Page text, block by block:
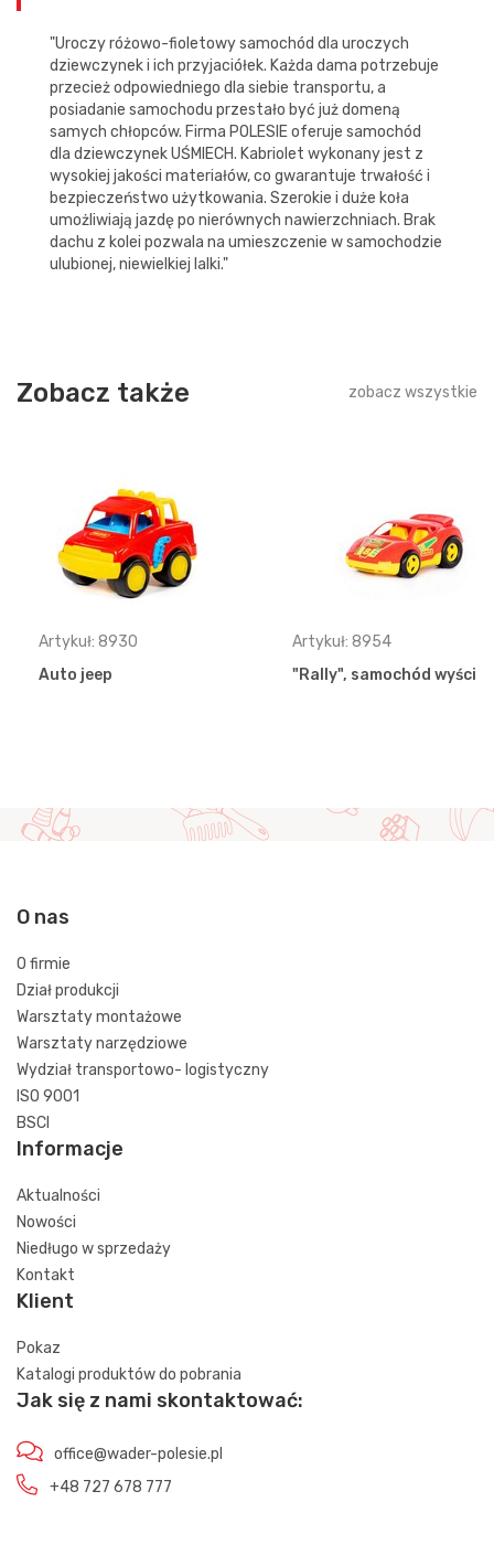
"Uroczy różowo-fioletowy samochód dla uroczych
dziewczynek i ich przyjaciółek. Każda dama potrzebuje
przecież odpowiedniego dla siebie transportu, a
posiadanie samochodu przestało być już domeną
samych chłopców. Firma POLESIE oferuje samochód
dla dziewczynek UŚMIECH. Kabriolet wykonany jest z
wysokiej jakości materiałów, co gwarantuje trwałość i
bezpieczeństwo użytkowania. Szerokie i duże koła
umożliwiają jazdę po nierównych nawierzchniach. Brak
dachu z kolei pozwala na umieszczenie w samochodzie
ulubionej, niewielkiej lalki."
Zobacz także zobacz wszystkie
Artykuł: 8930
Auto jeep
Artykuł: 8954
"Rally", samochód
O nas
O firmie
Dział produkcji
Warsztaty montażowe
Warsztaty narzędziowe
Wydział transportowo- logistyczny
ISO 9001
BSCI
Informacje
Aktualności
Nowości
Niedługo w sprzedaży
Kontakt
Klient
Pokaz
Katalogi produktów do pobrania
Jak się z nami skontaktować:
office@wader-polesie.pl
+48 727 678 777